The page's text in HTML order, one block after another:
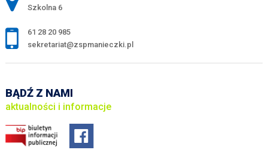
Szkolna 6
61 28 20 985
sekretariat@zspmanieczki.pl
BĄDŹ Z NAMI
aktualności i informacje